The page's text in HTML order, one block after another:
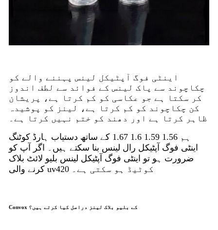
اینٹی فوگ آپٹیکل لینس پہننے والے کو
چکاچوند سے پاک لینس کے فوائد سے لطف اندوز
کر سکتا ہے جو عکاسی کو کم کرتا ہے، پریشان
کن چکاچوند کو کم کرتا ہے، لینز کو پوشیدہ
ظاہر کرتا ہے اور دھند کو ختم نہیں کرتا ہے۔
ہم 1.56 1.59 1.6 1.67 کے ساتھ دستیاب ہارڈ کوٹنگ
اینٹی فوگ آپٹیکل رال لینس بنا سکتے ہیں۔ اگر آپ کو
ضرورت ہو تو اینٹی فوگ آپٹیکل لینس بلیو لائٹ بلاک
کرنے والی uv420 کوٹیڈ ہو سکتی ہے۔
Convox کے بلیو بلاک لینز دراصل کیا کرتے ہیں؟